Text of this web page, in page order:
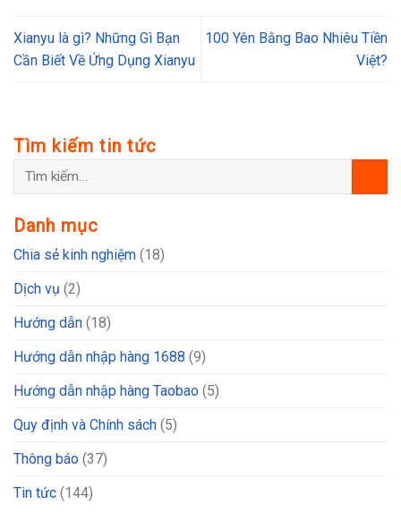
Xianyu là gì? Những Gì Bạn
Cần Biết Về Ứng Dụng Xianyu
100 Yên Bằng Bao Nhiêu Tiền
Việt?
Tìm kiếm tin tức
Danh mục
Chia sẻ kinh nghiệm (18)
Dịch vụ (2)
Hướng dẫn (18)
Hướng dẫn nhập hàng 1688 (9)
Hướng dẫn nhập hàng Taobao (5)
Quy định và Chính sách (5)
Thông báo (37)
Tin tức (144)